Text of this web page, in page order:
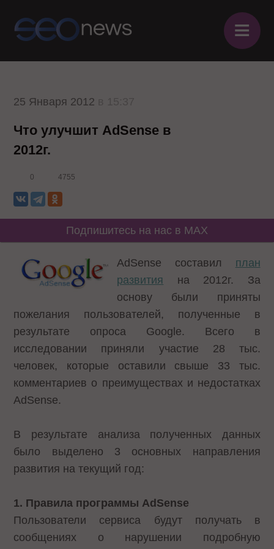
≡
25 Января 2012
Что улучшит AdSense в
2012г.
0 4755
Подпишитесь на нас в MAX
AdSense составил план
развития на 2012г. За
основу были приняты
пожелания пользователей, полученные в
результате опроса Google. Всего в
исследовании приняли участие 28 тыс.
человек, которые оставили свыше 33 тыс.
комментариев о преимуществах и недостатках
AdSense.
В результате анализа полученных данных
было выделено 3 основных направления
развития на текущий год:
1. Правила программы AdSense
Пользователи сервиса будут получать в
сообщениях о нарушении подробную